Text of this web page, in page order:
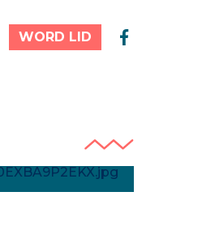
WORD LID